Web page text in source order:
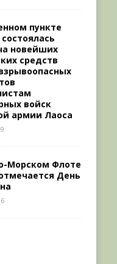
пункте
новейших
средств
войск
армии Лаоса
Морском Флоте
День